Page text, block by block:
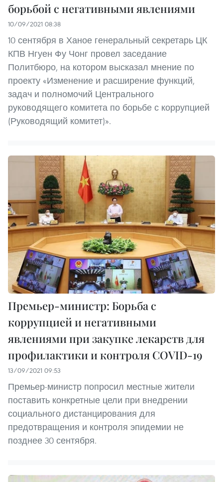
борьбой с негативными явлениями
10/09/2021 08:38
10 сентября в Ханое генеральный секретарь ЦК
КПВ Нгуен Фу Чонг провел заседание
Политбюро, на котором высказал мнение по
проекту «Изменение и расширение функций,
задач и полномочий Центрального
руководящего комитета по борьбе с коррупцией
(Руководящий комитет)».
Премьер-министр: Борьба с
коррупцией и негативными
явлениями при закупке лекарств для
профилактики и контроля COVID-19
13/09/2021 09:53
Премьер-министр попросил местные жители
поставить конкретные цели при внедрении
социального дистанцирования для
предотвращения и контроля эпидемии не
позднее 30 сентября.